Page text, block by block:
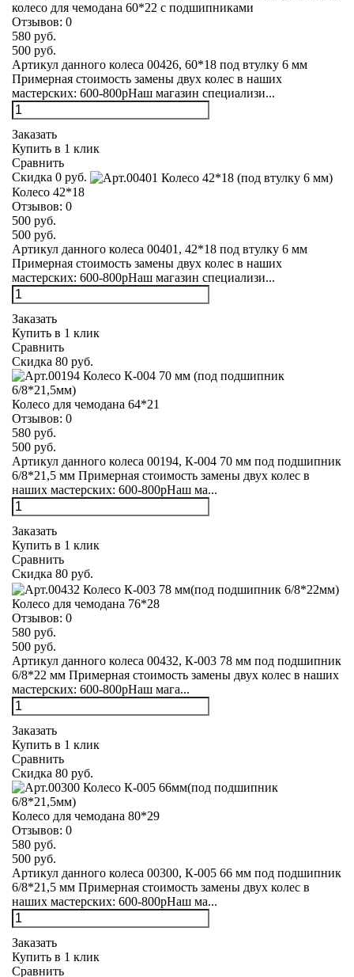
колесо для чемодана 60*22 с подшипниками
Отзывов: 0
580 руб.
500 руб.
Артикул данного колеса 00426, 60*18 под втулку 6 мм
Примерная стоимость замены двух колес в наших
мастерских: 600-800рНаш магазин специализи...
Заказать
Купить в 1 клик
Сравнить
Скидка 0 руб.
Колесо 42*18
Отзывов: 0
500 руб.
500 руб.
Артикул данного колеса 00401, 42*18 под втулку 6 мм
Примерная стоимость замены двух колес в наших
мастерских: 600-800рНаш магазин специализи...
Заказать
Купить в 1 клик
Сравнить
Скидка 80 руб.
Колесо для чемодана 64*21
Отзывов: 0
580 руб.
500 руб.
Артикул данного колеса 00194, К-004 70 мм под подшипник
6/8*21,5 мм Примерная стоимость замены двух колес в
наших мастерских: 600-800рНаш ма...
Заказать
Купить в 1 клик
Сравнить
Скидка 80 руб.
Колесо для чемодана 76*28
Отзывов: 0
580 руб.
500 руб.
Артикул данного колеса 00432, К-003 78 мм под подшипник
6/8*22 мм Примерная стоимость замены двух колес в наших
мастерских: 600-800рНаш мага...
Заказать
Купить в 1 клик
Сравнить
Скидка 80 руб.
Колесо для чемодана 80*29
Отзывов: 0
580 руб.
500 руб.
Артикул данного колеса 00300, К-005 66 мм под подшипник
6/8*21,5 мм Примерная стоимость замены двух колес в
наших мастерских: 600-800рНаш ма...
Заказать
Купить в 1 клик
Сравнить